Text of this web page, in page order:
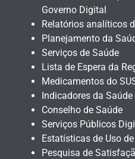
Governo Digital
Relatórios analíticos
Planejamento da
Serviços de Saúde
Lista de Espera da
Medicamentos do
Indicadores da Saúde
Conselho de Saúde
Serviços Públicos
Estatísticas de Uso
Pesquisa de